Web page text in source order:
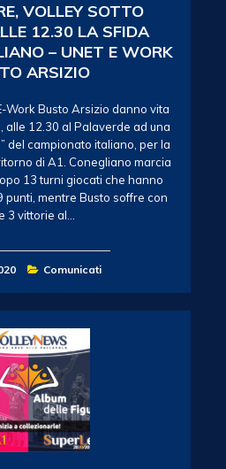
VOLLEY SOTTO
12.30 LA SFIDA
– UNET E WORK
ARSIZIO
Work Busto Arsizio danno vita
alle 12.30 al Palaverde ad una
del campionato italiano, per la
di A1. Conegliano marcia
13 turni giocati che hanno
punti, mentre Busto soffre con
3 vittorie al…
Comunicati